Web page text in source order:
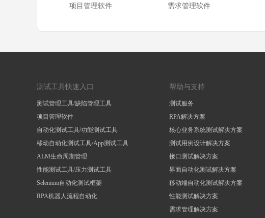
项目管理软件 需求管理软件
测试工具快速入口
测试管理工具/缺陷管理工具
项目管理软件
自动化测试工具/功能测试工具
移动自动化测试工具/App测试工具
ALM生命周期管理
性能测试工具/压力测试工具
Selenium自动化测试框架
RPA机器人流程自动化
帮助与支持
测试服务
RPA解决方案
核心业务系统测试解决方案
测试用例设计解决方案
接口测试解决方案
界面自动化测试解决方案
移动端自动化测试解决方案
性能测试解决方案
需求管理解决方案